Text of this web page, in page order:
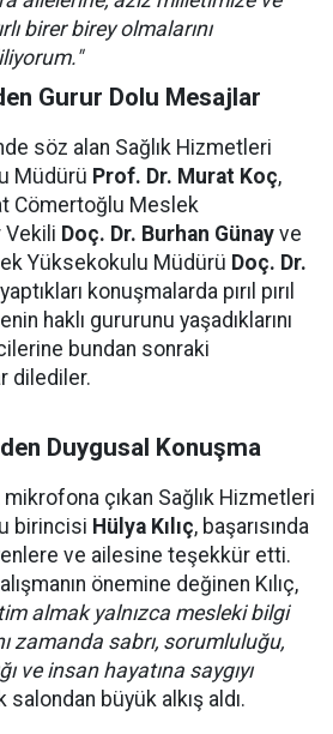
birer birey olmalarını
Gurur Dolu Mesajlar
söz alan Sağlık Hizmetleri
Müdürü Prof. Dr. Murat Koç,
Cömertoğlu Meslek
Vekili Doç. Dr. Burhan Günay ve
Yüksekokulu Müdürü Doç. Dr.
konuşmalarda pırıl pırıl
haklı gururunu yaşadıklarını
bundan sonraki
dilediler.
Duygusal Konuşma
çıkan Sağlık Hizmetleri
birincisi Hülya Kılıç, başarısında
ve ailesine teşekkür etti.
önemine değinen Kılıç,
almak yalnızca mesleki bilgi
zamanda sabrı, sorumluluğu,
ve insan hayatına saygıyı
büyük alkış aldı.